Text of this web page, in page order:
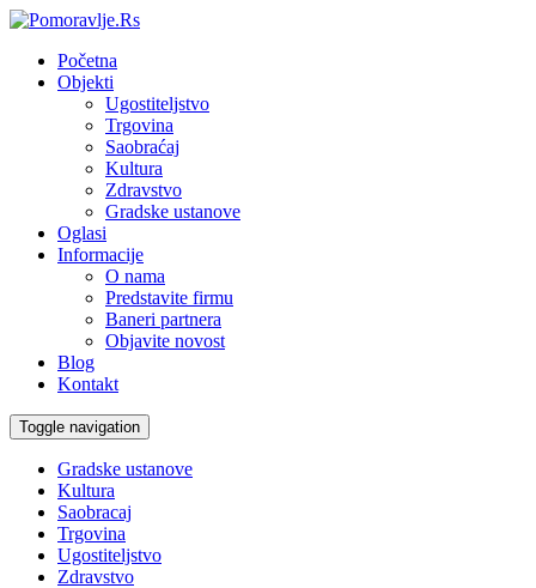
Početna
Objekti
Ugostiteljstvo
Trgovina
Saobraćaj
Kultura
Zdravstvo
Gradske ustanove
Oglasi
Informacije
O nama
Predstavite firmu
Baneri partnera
Objavite novost
Blog
Kontakt
Toggle navigation
Gradske ustanove
Kultura
Saobracaj
Trgovina
Ugostiteljstvo
Zdravstvo